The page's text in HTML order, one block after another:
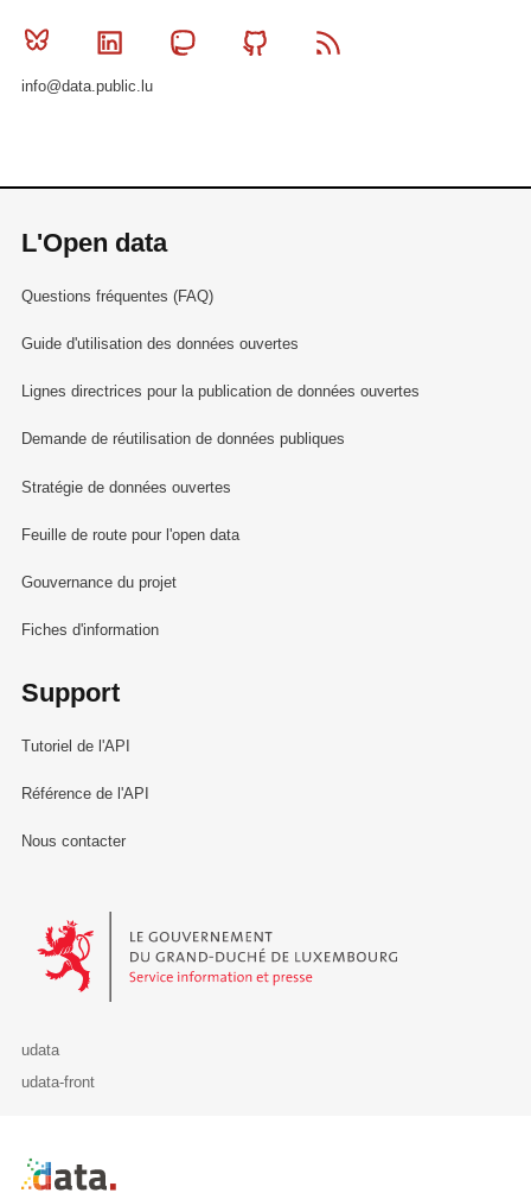
Bluesky Linkedin MastodonGithub
info@data.public.lu
L'Open data
Questions fréquentes (FAQ)
Guide d'utilisation des données ouvertes
Lignes directrices pour la publication de données ouvertes
Demande de réutilisation de données publiques
Stratégie de données ouvertes
Feuille de route pour l'open data
Gouvernance du projet
Fiches d'information
Support
Tutoriel de l'API
Référence de l'API
Nous contacter
Le Gouvernement du Grand-Duché de Luxembourg - Service
udata
udata-front
Retour à l'accueil de data.public.lu